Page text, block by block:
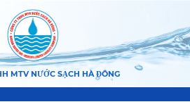
MTV NƯỚC SẠCH HÀ ĐÔNG